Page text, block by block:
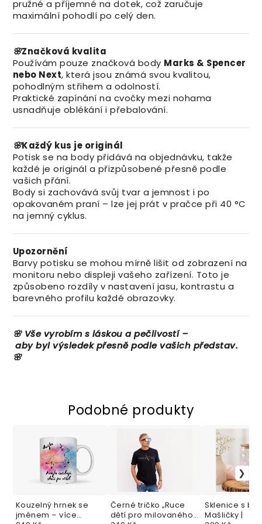
pružné a příjemné na dotek, což zaručuje
maximální pohodlí po celý den.
🌸Značková kvalita
Používám pouze značková body Marks & Spencer
nebo Next, která jsou známá svou kvalitou,
pohodlným střihem a odolností.
Praktické zapínání na cvočky mezi nohama
usnadňuje oblékání i přebalování.
🌸Každý kus je originál
Potisk se na body přidává na objednávku, takže
každé je originál a přizpůsobené přesně podle
vašich přání.
Body si zachovává svůj tvar a jemnost i po
opakovaném praní – lze jej prát v pračce při 40 °C
na jemný cyklus.
Upozornění
Barvy potisku se mohou mírně lišit od zobrazení na
monitoru nebo displeji vašeho zařízení. Toto je
způsobeno rozdíly v nastavení jasu, kontrastu a
barevného profilu každé obrazovky.
🌸 Vševyrobíms láskouapečlivostí –
abybylvýsledekpřesněpodlevašich představ.
🌸
Podobné produkty
Kouzelný hrnek se
jménem – více
Černé tričko „Ruce
dětí pro milovaného
Sklenice s
Mašličky |